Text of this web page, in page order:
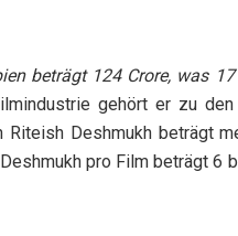
beträgt 124 Crore, was
gehört er zu
Deshmukh beträgt
pro Film beträgt 6